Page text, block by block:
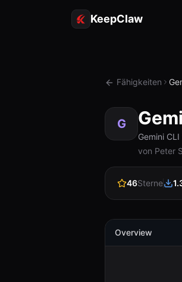
KeepClaw
Fähigkeiten
G
Gemini
von Peter
46Sterne
Overview